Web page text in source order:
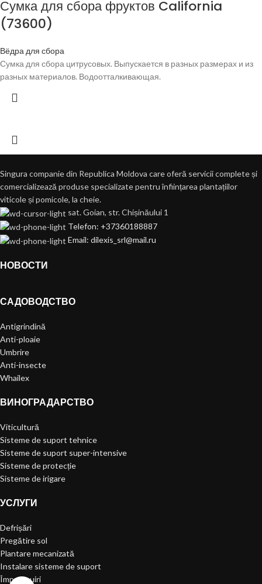
Сумка для сбора фруктов California
(73600)
Вёдра для сбора
Сумка для сбора цитрусовых. Выпускается в разных размерах и из
разных материалов. Водоотталкивающая.
Singura companie din Republica Moldova care oferă servicii complete și
comercializează produse specializate pentru înființarea plantațiilor
viticole și pomicole, la cheie.
sat. Goian, str. Chișinăului 1
Telefon: +37360188887
Email: dilexis_srl@mail.ru
НОВОСТИ
САДОВОДСТВО
Antigrindină
Anti-ploaie
Umbrire
Anti-insecte
Whailex
ВИНОГРАДАРСТВО
Viticultură
Sisteme de suport tehnice
Sisteme de suport super-intensive
Sisteme de protecție
Sisteme de irigare
УСЛУГИ
Defrișări
Pregătire sol
Plantare mecanizată
Instalare sisteme de suport
Împrejmuiri